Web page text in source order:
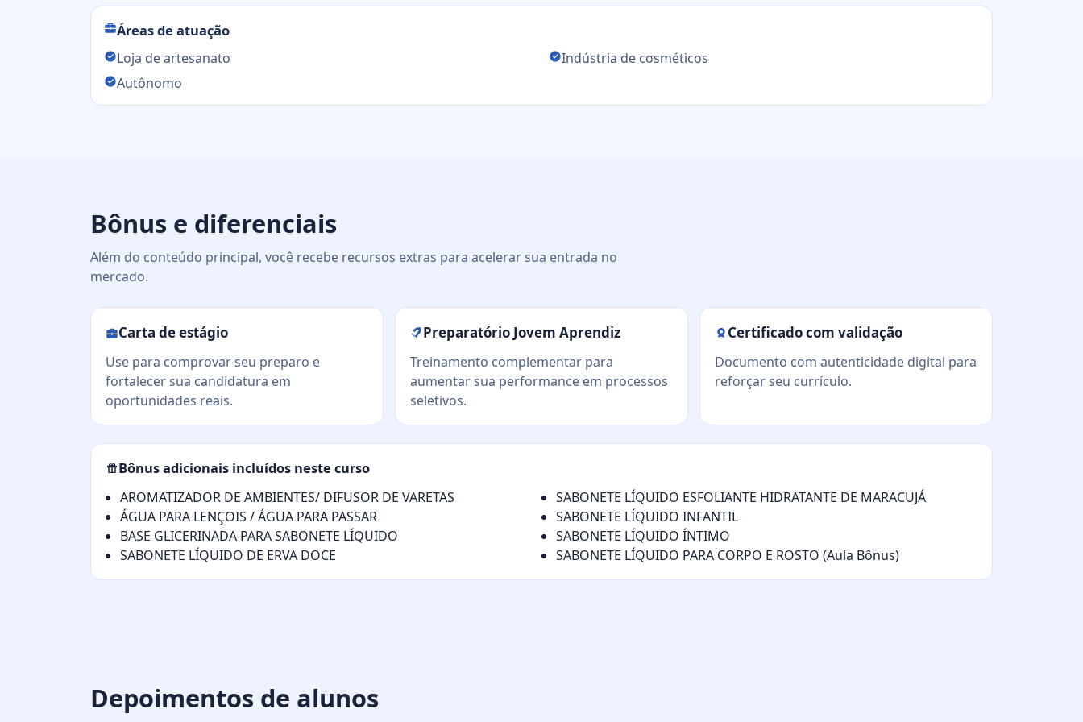
Áreas de atuação
Loja de artesanato
Indústria de cosméticos
Autônomo
Bônus e diferenciais
Além do conteúdo principal, você recebe recursos extras para acelerar sua entrada no
mercado.
Carta de estágio
Use para comprovar seu preparo e
fortalecer sua candidatura em
oportunidades reais.
Preparatório Jovem Aprendiz
Treinamento complementar para
aumentar sua performance em processos
seletivos.
Certificado com validação
Documento com autenticidade digital para
reforçar seu currículo.
Bônus adicionais incluídos neste curso
AROMATIZADOR DE AMBIENTES/ DIFUSOR DE VARETAS
ÁGUA PARA LENÇOIS / ÁGUA PARA PASSAR
BASE GLICERINADA PARA SABONETE LÍQUIDO
SABONETE LÍQUIDO DE ERVA DOCE
SABONETE LÍQUIDO ESFOLIANTE HIDRATANTE DE MARACUJÁ
SABONETE LÍQUIDO INFANTIL
SABONETE LÍQUIDO ÍNTIMO
SABONETE LÍQUIDO PARA CORPO E ROSTO (Aula Bônus)
Depoimentos de alunos